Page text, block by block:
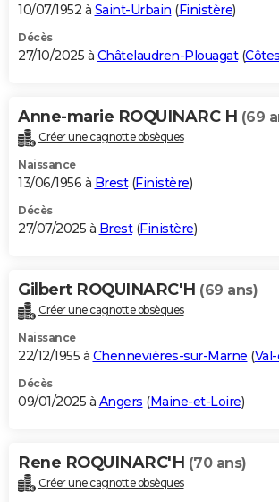
S'inscrire
Se connecter
Lycées
Collèges
Primaires
Universités
Entreprises
Service militaire
Avis de recherche
AVIS DE DÉCÈS
Bricolage
Lifestyle
Culture
Sport
Auto
Television
Voyage
Cinema
10/07/1952 à Saint-Urbain (Finistère)
Décès
27/10/2025 à Châtelaudren-Plouagat(
Anne-marie ROQUINARC H (69
Créer une cagnotte obsèques
Naissance
13/06/1956 à Brest(Finistère)
Décès
27/07/2025 à Brest(Finistère)
Gilbert ROQUINARC'H (69 ans)
Créer une cagnotte obsèques
Naissance
22/12/1955 à Chennevières-sur-Marne (
Décès
09/01/2025 à Angers (Maine-et-Loire)
Rene ROQUINARC'H (70 ans)
Créer une cagnotte obsèques